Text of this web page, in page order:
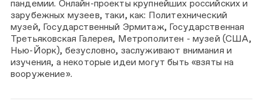
пандемии. Онлайн-проекты крупнейших российских и
зарубежных музеев, таки, как: Политехнический
музей, Государственный Эрмитаж, Государственная
Третьяковская Галерея, Метрополитен - музей (США,
Нью-Йорк), безусловно, заслуживают внимания и
изучения, а некоторые идеи могут быть «взяты на
вооружение».